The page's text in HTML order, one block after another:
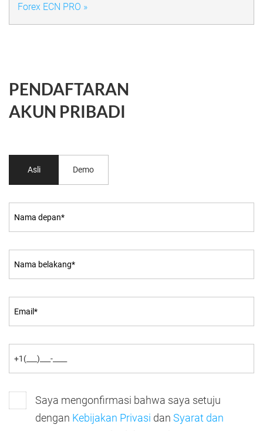
Forex ECN PRO »
PENDAFTARAN
AKUN PRIBADI
Asli Demo
Saya mengonfirmasi bahwa saya setuju
dengan Kebijakan Privasi dan Syarat dan